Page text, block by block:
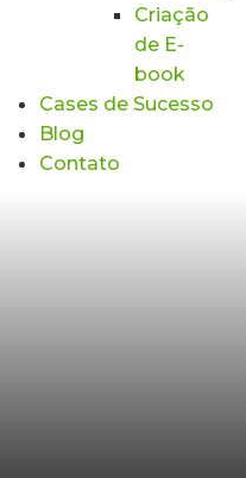
Criação
de E-
book
Cases de Sucesso
Blog
Contato